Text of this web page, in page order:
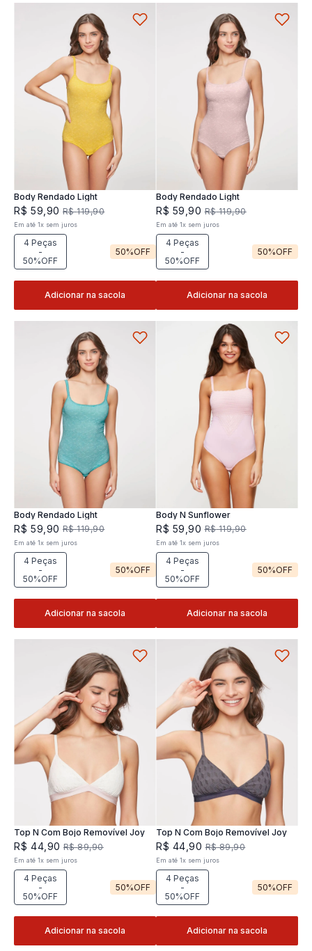
Body Rendado Light
R$ 59 90 R$ 119,90
Em até1x sem juros
4 Peças
-
50%OFF
50%OFF
Adicionar na sacola
Body Rendado Light
R$ 59 ,90 R$ 119,90
Em até 1x sem juros
4 Peças
-
50%OFF
50%OFF
Adicionar na sacola
Body Rendado Light
R$ 59 90 R$ 119,90
Em até1x sem juros
4 Peças
-
50%OFF
50%OFF
Adicionar na sacola
Body N Sunflower
R$ 59 ,90 R$ 119,90
Em até 1x sem juros
4 Peças
-
50%OFF
50%OFF
Adicionar na sacola
Top N Com Bojo Removível Joy
R$ 44,90 R$ 89,90
Em até1x sem juros
4 Peças
-
50%OFF
50%OFF
Adicionar na sacola
Top N Com Bojo Removível Joy
R$ 44,90 R$ 89,90
Em até 1x sem juros
4 Peças
-
50%OFF
50%OFF
Adicionar na sacola